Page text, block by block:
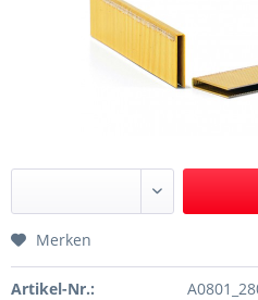
Merken
Artikel-Nr.: